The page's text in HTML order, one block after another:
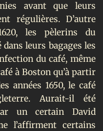
avant que leurs
régulières. D’autre
les pèlerins du
leurs bagages les
du café, même
à Boston qu’à partir
années 1650, le café
Aurait-il été
un certain David
l’affirment certains